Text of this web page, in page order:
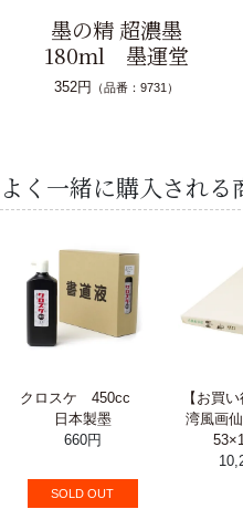
墨の精 超濃墨
180ml 墨運堂
352円 （品番：9731）
よく一緒に購入される
クロスケ 450cc
日本製墨
660円
SOLD OUT
【お買
湾風画